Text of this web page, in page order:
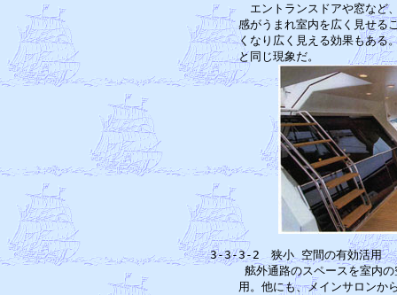
エントランスドアや窓など、外
感がうまれ室内を広く見せるこ
くなり広く見える効果もある。
3-3-3-2　狭
舷外通路のスペースを室内の
用。他にも、メインサロンから